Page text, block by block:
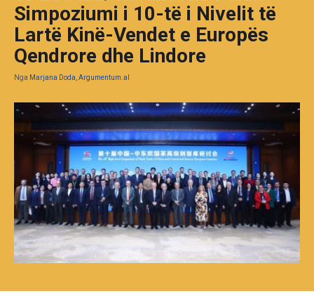
Simpoziumi i 10-të i Nivelit të
Lartë Kinë-Vendet e Europës
Qendrore dhe Lindore
Nga Marjana Doda, Argumentum.al